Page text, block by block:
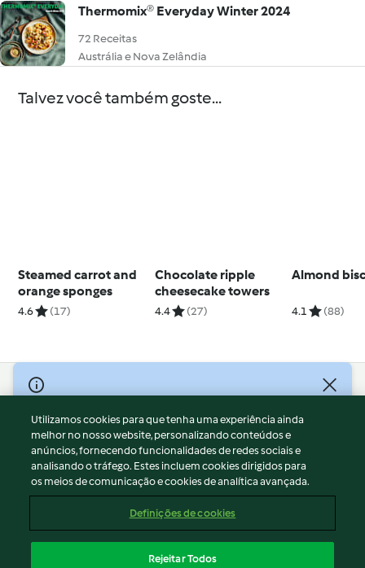
Thermomix® Everyday Winter 2024
72 Receitas
Austrália e Nova Zelândia
Talvez você também goste...
Steamed carrot and
orange sponges
4.6 (17)
Chocolate ripple
cheesecake towers
4.4 (27)
Almond
4.1 (88)
© Copyright 2026
Termos de Utilização
Aviso sobre Proteção de Dados
Aviso
Apoio legal
Conteúdo do relatório
Utilizamos cookies para que tenha uma experiência ainda
melhor no nosso website, personalizando conteúdos e
anúncios, fornecendo funcionalidades de redes sociais e
analisando o tráfego. Estes incluem cookies dirigidos para
os meios de comunicação e cookies de analítica avançada.
Definições de cookies
Rejeitar Todos